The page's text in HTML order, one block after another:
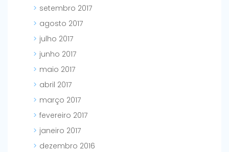
setembro 2017
agosto 2017
julho 2017
junho 2017
maio 2017
abril 2017
março 2017
fevereiro 2017
janeiro 2017
dezembro 2016